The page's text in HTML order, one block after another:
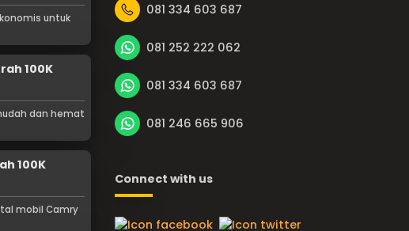
untuk
100K
dan hemat
100K
mobil Camry
081 334 603 687
081 252 222 062
081 334 603 687
081 246 665 906
Connect with us